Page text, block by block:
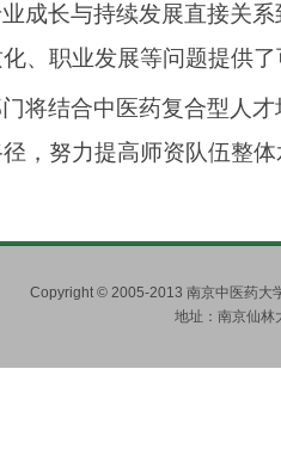
成长与持续发展直接关
、职业发展等问题提供
将结合中医药复合型人
，努力提高师资队伍整
Copyright © 2005-2013 南京中医药大
地址：南京仙林